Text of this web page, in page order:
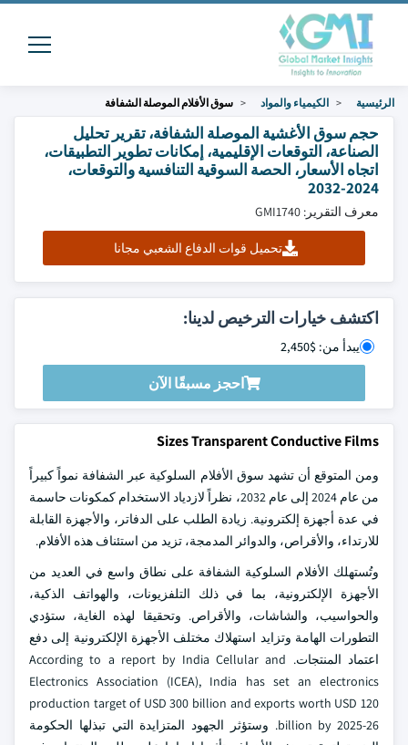
الرئيسية الكيمياء والمواد سوق الأفلام الموصلة الشفافة
حجم سوق الأغشية الموصلة الشفافة، تقرير تحليل
الصناعة، التوقعات الإقليمية، إمكانات تطوير التطبيقات،
اتجاه الأسعار، الحصة السوقية التنافسية والتوقعات،
2024-2032
معرف التقرير: GMI1740
تحميل قوات الدفاع الشعبي مجانا
اكتشف خيارات الترخيص لدينا:
يبدأ من: $2,450
احجز مسبقًا الآن
Sizes Transparent Conductive Films
ومن المتوقع أن تشهد سوق الأفلام السلوكية عبر الشفافة نمواً كبيراً
من عام 2024 إلى عام 2032، نظراً لازدياد الاستخدام كمكونات حاسمة
في عدة أجهزة إلكترونية. زيادة الطلب على الدفاتر، والأجهزة القابلة
للارتداء، والأقراص، والدوائر المدمجة، تزيد من استئناف هذه الأفلام.
وتُستهلك الأفلام السلوكية الشفافة على نطاق واسع في العديد من
الأجهزة الإلكترونية، بما في ذلك التلفزيونات، والهواتف الذكية،
والحواسيب، والشاشات، والأقراص. وتحقيقا لهذه الغاية، ستؤدي
التطورات الهامة وتزايد استهلاك مختلف الأجهزة الإلكترونية إلى دفع
اعتماد المنتجات. According to a report by India Cellular and
Electronics Association (ICEA), India has set an electronics
production target of USD 300 billion and exports worth USD 120
billion by 2025-26. وستؤثر الجهود المتزايدة التي تبذلها الحكومة